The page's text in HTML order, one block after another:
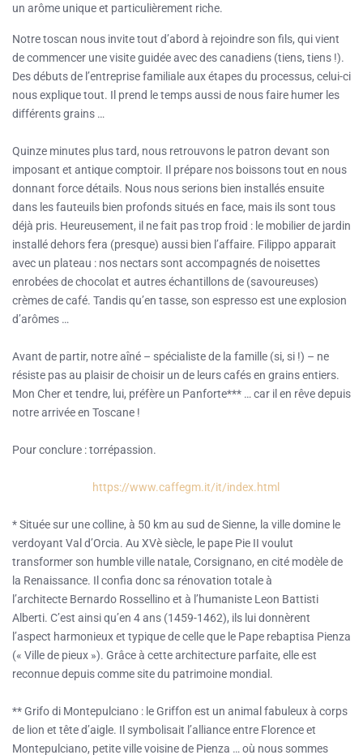
un arôme unique et particulièrement riche.
Notre toscan nous invite tout d’abord à rejoindre son fils, qui vient
de commencer une visite guidée avec des canadiens (tiens, tiens !).
Des débuts de l’entreprise familiale aux étapes du processus, celui-ci
nous explique tout. Il prend le temps aussi de nous faire humer les
différents grains …
Quinze minutes plus tard, nous retrouvons le patron devant son
imposant et antique comptoir. Il prépare nos boissons tout en nous
donnant force détails. Nous nous serions bien installés ensuite
dans les fauteuils bien profonds situés en face, mais ils sont tous
déjà pris. Heureusement, il ne fait pas trop froid : le mobilier de jardin
installé dehors fera (presque) aussi bien l’affaire. Filippo apparait
avec un plateau : nos nectars sont accompagnés de noisettes
enrobées de chocolat et autres échantillons de (savoureuses)
crèmes de café. Tandis qu’en tasse, son espresso est une explosion
d’arômes …
Avant de partir, notre aîné – spécialiste de la famille (si, si !) – ne
résiste pas au plaisir de choisir un de leurs cafés en grains entiers.
Mon Cher et tendre, lui, préfère un Panforte*** … car il en rêve depuis
notre arrivée en Toscane !
Pour conclure : torrépassion.
https://www.caffegm.it/it/index.html
* Située sur une colline, à 50 km au sud de Sienne, la ville domine le
verdoyant Val d’Orcia. Au XVè siècle, le pape Pie II voulut
transformer son humble ville natale, Corsignano, en cité modèle de
la Renaissance. Il confia donc sa rénovation totale à
l’architecte Bernardo Rossellino et à l’humaniste Leon Battisti
Alberti. C’est ainsi qu’en 4 ans (1459-1462), ils lui donnèrent
l’aspect harmonieux et typique de celle que le Pape rebaptisa Pienza
(« Ville de pieux »). Grâce à cette architecture parfaite, elle est
reconnue depuis comme site du patrimoine mondial.
** Grifo di Montepulciano : le Griffon est un animal fabuleux à corps
de lion et tête d’aigle. Il symbolisait l’alliance entre Florence et
Montepulciano, petite ville voisine de Pienza … où nous sommes